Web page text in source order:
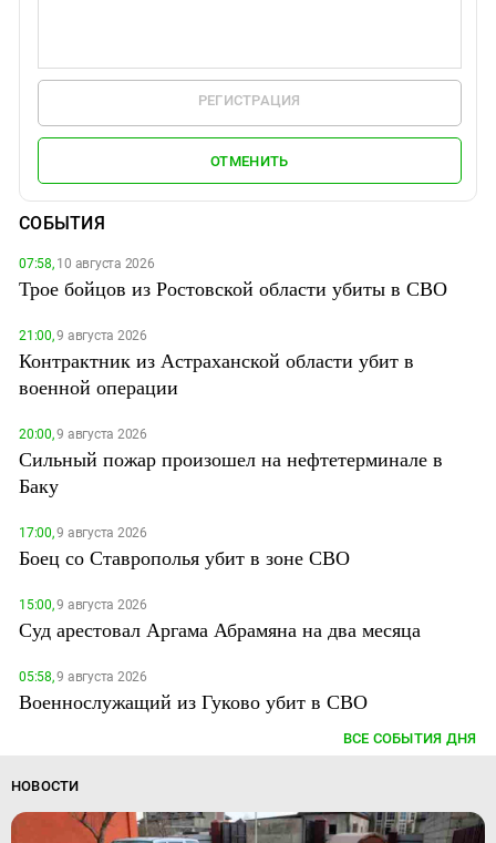
РЕГИСТРАЦИЯ
ОТМЕНИТЬ
СОБЫТИЯ
07:58,10 августа 2026
Трое бойцов из Ростовской области убиты в СВО
21:00,9 августа 2026
Контрактник из Астраханской области убит в
военной операции
20:00,9 августа 2026
Сильный пожар произошел на нефтетерминале в
Баку
17:00,9 августа 2026
Боец со Ставрополья убит в зоне СВО
15:00,9 августа 2026
Суд арестовал Аргама Абрамяна на два месяца
05:58,9 августа 2026
Военнослужащий из Гуково убит в СВО
ВСЕ СОБЫТИЯ ДНЯ
НОВОСТИ